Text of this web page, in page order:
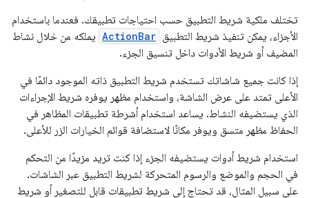
تختلف ملكية شريط التطبيق حسب احتياجات تطبيقك. فعندما باستخدام
الأجزاء، يمكن تنفيذ شريط التطبيق ActionBar يملكه من خلال نشاط
المضيف أو شريط الأدوات داخل تنسيق الجزء.
إذا كانت جميع شاشاتك تستخدم شريط التطبيق ذاته الموجود دائمًا في
الأعلى تمتد على عرض الشاشة، واستخدام مظهر يوفره شريط الإجراءات
الذي يستضيفه النشاط. يساعد استخدام أشرطة تطبيقات المظاهر في
الحفاظ مظهر متسق ويوفر مكانًا لاستضافة قوائم الخيارات الزر للأعلى.
استخدام شريط أدوات يستضيفه الجزء إذا كنت تريد مزيدًا من التحكم
في الحجم والموضع والرسوم المتحركة لشريط التطبيق عبر الشاشات.
على سبيل المثال، قد تحتاج إلى شريط تطبيقات قابل للتصغير أو شريط